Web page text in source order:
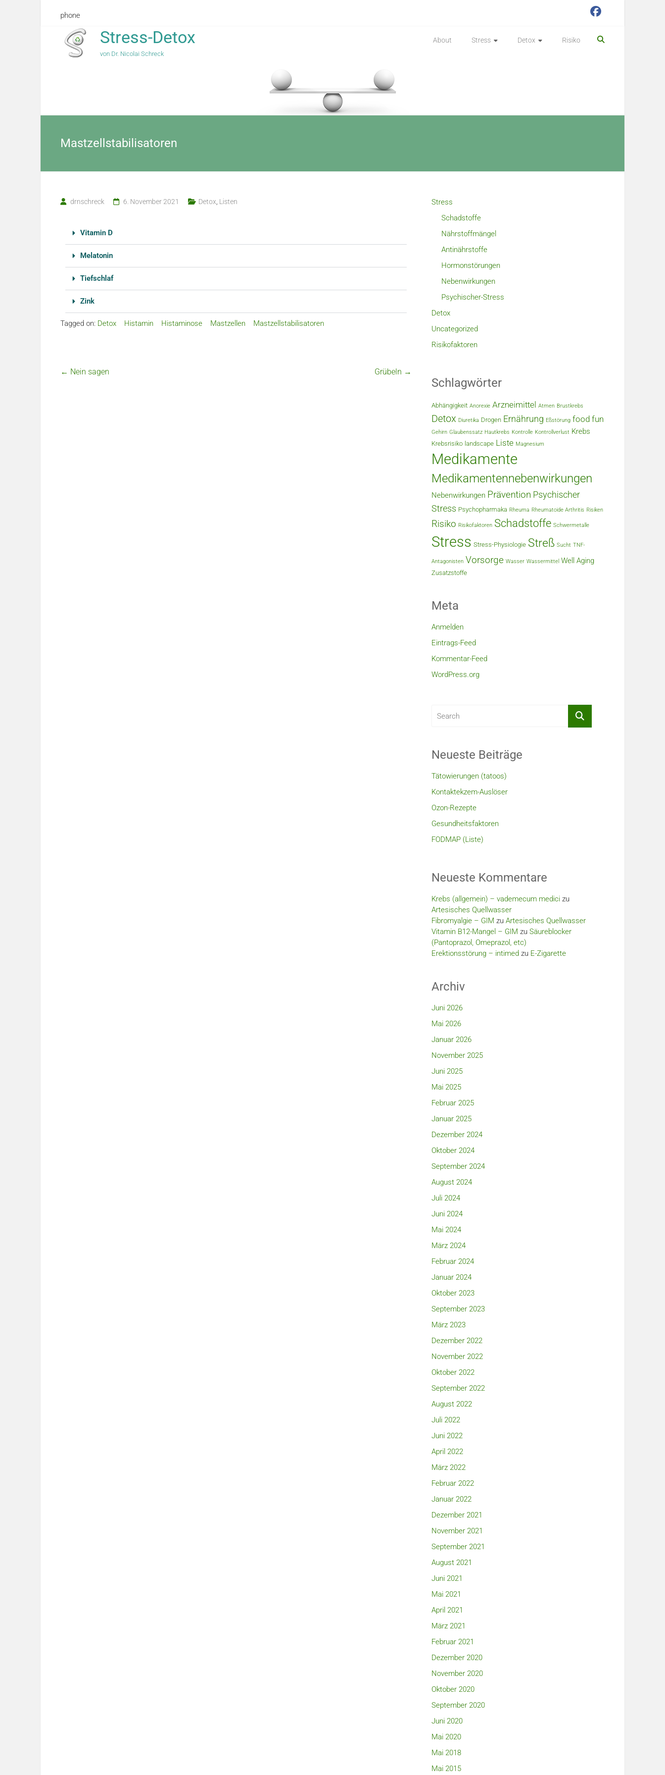
phone
Stress-Detox
von Dr. Nicolai Schreck
About Stress Detox Risiko
Mastzellstabilisatoren
drnschreck 6. November 2021 Detox Listen
Vitamin D
Melatonin
Tiefschlaf
Zink
Tagged on: Detox Histamin Histaminose Mastzellen Mastzellstabilisatoren
← Nein sagen Grübeln →
Stress
Schadstoffe
Nährstoffmängel
Antinährstoffe
Hormonstörungen
Nebenwirkungen
Psychischer-Stress
Detox
Uncategorized
Risikofaktoren
Schlagwörter
Abhängigkeit Anorexie Arzneimittel Atmen Brustkrebs
Detox Diuretika Drogen Ernährung Eßstörung food fun
Gehirn Glaubenssatz Hautkrebs Kontrolle Kontrollverlust Krebs
Krebsrisiko landscape Liste Magnesium
Medikamente
Medikamentennebenwirkungen
Nebenwirkungen Prävention Psychischer
Stress Psychopharmaka Rheuma Rheumatoide Arthritis Risiken
Risiko Risikofaktoren Schadstoffe Schwermetalle
Stress Stress-Physiologie Streß Sucht TNF-
Antagonisten Vorsorge Wasser Wassermittel Well Aging
Zusatzstoffe
Meta
Anmelden
Eintrags-Feed
Kommentar-Feed
WordPress.org
Neueste Beiträge
Tätowierungen (tatoos)
Kontaktekzem-Auslöser
Ozon-Rezepte
Gesundheitsfaktoren
FODMAP (Liste)
Neueste Kommentare
Krebs (allgemein) – vademecum medici zu
Artesisches Quellwasser
Fibromyalgie – GIM zu Artesisches Quellwasser
Vitamin B12-Mangel – GIM zu Säureblocker
(Pantoprazol, Omeprazol, etc)
Erektionsstörung – intimed zu E-Zigarette
Archiv
Juni 2026
Mai 2026
Januar 2026
November 2025
Juni 2025
Mai 2025
Februar 2025
Januar 2025
Dezember 2024
Oktober 2024
September 2024
August 2024
Juli 2024
Juni 2024
Mai 2024
März 2024
Februar 2024
Januar 2024
Oktober 2023
September 2023
März 2023
Dezember 2022
November 2022
Oktober 2022
September 2022
August 2022
Juli 2022
Juni 2022
April 2022
März 2022
Februar 2022
Januar 2022
Dezember 2021
November 2021
September 2021
August 2021
Juni 2021
Mai 2021
April 2021
März 2021
Februar 2021
Dezember 2020
November 2020
Oktober 2020
September 2020
Juni 2020
Mai 2020
Mai 2018
Mai 2015